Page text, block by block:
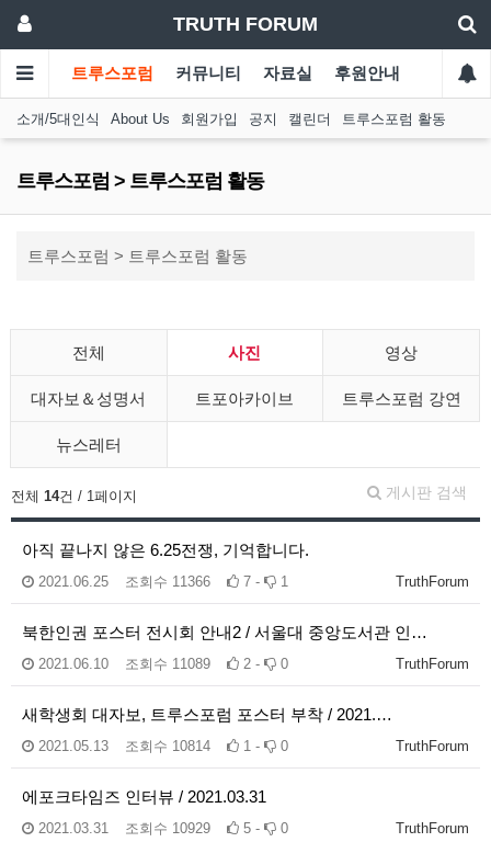
TRUTH FORUM
트루스포럼 커뮤니티 자료실 후원안내
소개/5대인식 About Us 회원가입 공지 캘린더 트루스포럼 활동
트루스포럼 > 트루스포럼 활동
트루스포럼 > 트루스포럼 활동
전체 사진 영상
대자보＆성명서 트포아카이브 트루스포럼 강연
뉴스레터
게시판 검색
전체 14건 / 1페이지
아직 끝나지 않은 6.25전쟁, 기억합니다.
TruthForum
2021.06.25 조회수 11366 7 - 1
북한인권 포스터 전시회 안내2 / 서울대 중앙도서관 인…
TruthForum
2021.06.10 조회수 11089 2 - 0
새학생회 대자보, 트루스포럼 포스터 부착 / 2021.…
TruthForum
2021.05.13 조회수 10814 1 - 0
에포크타임즈 인터뷰 / 2021.03.31
TruthForum
2021.03.31 조회수 10929 5 - 0